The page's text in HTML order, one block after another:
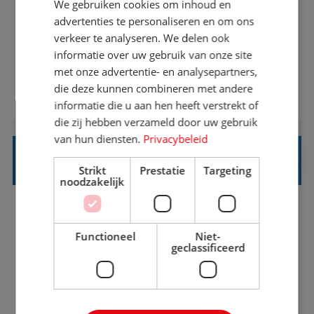
Met jouw ervaring in de reisbranche of
achtergrond in toerisme ben je klaar voor de
volgende stap. Vanaf je stoel reis je de hele
wereld over en speel je moeiteloos in op de
wensen van je team, je klant en wat er in de
reiswereld gebeurt. Met je enthousiasme weet je
klanten te overtuigen om die droomreis te
boeken! ...
BEKIJK VACATURE
REISADVISEUR ALLROUND
Aalsmeer, Noord-Holland, Nederland
33-36 uur
MBO
Een vakantie plannen is het leukste dat er is. Of
het nu voor jezelf is, of voor een ander: jij vindt
We gebruiken cookies om inhoud en
advertenties te personaliseren en om ons
verkeer te analyseren. We delen ook
informatie over uw gebruik van onze site
met onze advertentie- en analysepartners,
die deze kunnen combineren met andere
informatie die u aan hen heeft verstrekt of
die zij hebben verzameld door uw gebruik
van hun diensten. Privacybeleid
Strikt
noodzakelijk
Prestatie Targeting
Functioneel
Niet-
geclassificeerd